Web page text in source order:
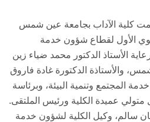
كلية الآداب بجامعة عين شمس
الأول لقطاع شؤون خدمة
الأستاذ الدكتور محمد ضياء زين
والأستاذة الدكتورة غادة فاروق
المجتمع وتنمية البيئة، وبرئاسة
متولي عميدة الكلية ورئيس الملتقى.
سالم، وكيل الكلية لشؤون خدمة